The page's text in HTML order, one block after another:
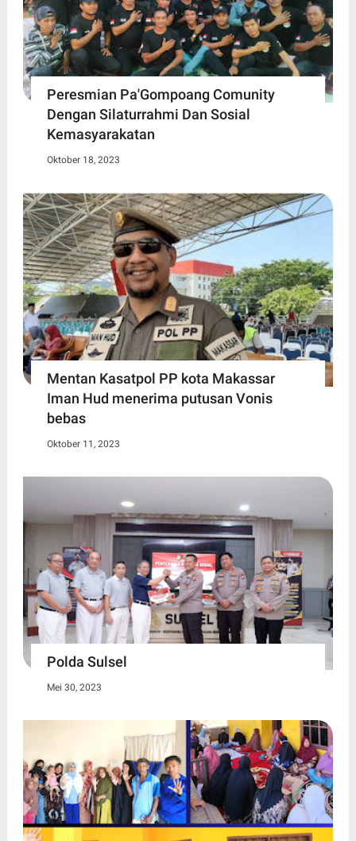
Peresmian Pa'Gompoang Comunity
Dengan Silaturrahmi Dan Sosial
Kemasyarakatan
Oktober 18, 2023
Mentan Kasatpol PP kota Makassar
Iman Hud menerima putusan Vonis
bebas
Oktober 11, 2023
Polda Sulsel
Mei 30, 2023